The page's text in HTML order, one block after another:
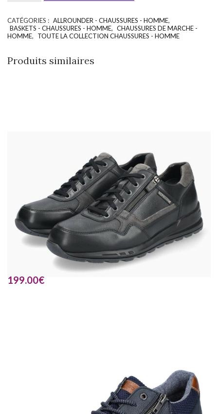
CATÉGORIES : ALLROUNDER - CHAUSSURES - HOMME,
BASKETS - CHAUSSURES - HOMME, CHAUSSURES DE MARCHE -
HOMME, TOUTE LA COLLECTION CHAUSSURES - HOMME
Produits similaires
199.00€